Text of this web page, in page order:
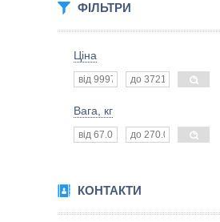
ФІЛЬТРИ
Ціна
Вага, кг
КОНТАКТИ